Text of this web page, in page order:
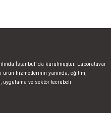
İstanbul’ da kurulmuştur. Laboratuvar
ürün hizmetlerinin yanında; eğitim,
uygulama ve sektör tecrübeli